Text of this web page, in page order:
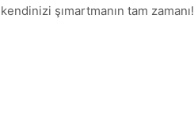
kendinizi şımartmanın tam zamanı!